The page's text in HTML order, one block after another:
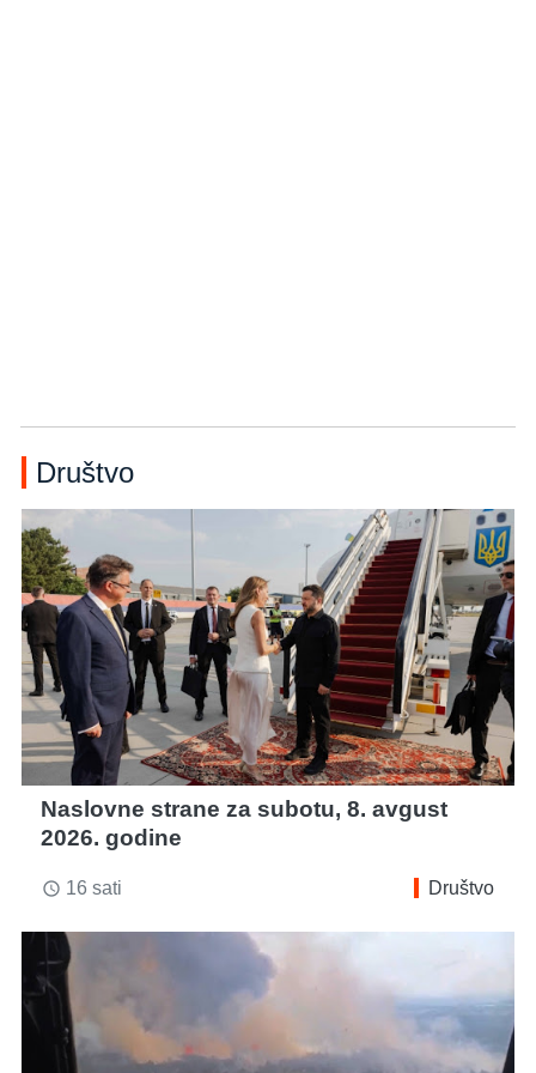
Društvo
Naslovne strane za subotu, 8. avgust
2026. godine
access_time 16 sati Društvo